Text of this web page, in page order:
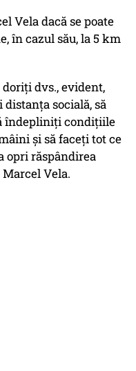
Vela dacă se poate
în cazul său, la 5 km
dvs., evident,
socială, să
îndepliniți condițiile
și să faceți tot ce
opri răspândirea
Vela.